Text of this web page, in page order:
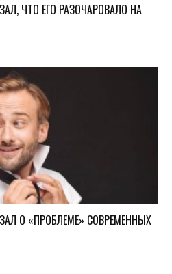
ЧТО ЕГО РАЗОЧАРОВАЛО НА
О «ПРОБЛЕМЕ» СОВРЕМЕННЫХ